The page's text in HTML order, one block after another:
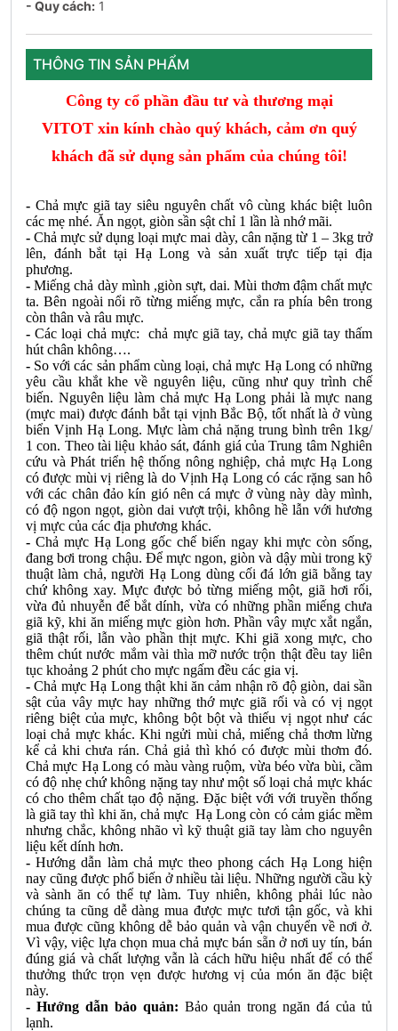
- Quy cách: 1
THÔNG TIN SẢN PHẨM
Công ty cổ phần đầu tư và thương mại
VITOTxin kính chào quý khách, cảm ơn quý
khách đã sử dụng sản phẩm của chúng tôi!
- Chả mực giã tay siêu nguyên chất vô cùng khác biệt luôn
các mẹ nhé. Ăn ngọt, giòn sần sật chỉ 1 lần là nhớ mãi.
-Chả mực sử dụng loại mực mai dày, cân nặng từ 1 – 3kg trở
lên, đánh bắt tại Hạ Long và sản xuất trực tiếp tại địa
phương.
-Miếng chả dày mình ,giòn sựt, dai. Mùi thơm đậm chất mực
ta. Bên ngoài nổi rõ từng miếng mực, cắn ra phía bên trong
còn thân và râu mực.
-Các loại chả mực: chả mực giã tay, chả mực giã tay thấm
hút chân không….
- So với các sản phẩm cùng loại, chả mực Hạ Long có những
yêu cầu khắt khe về nguyên liệu, cũng như quy trình chế
biến. Nguyên liệu làm chả mực Hạ Long phải là mực nang
(mực mai) được đánh bắt tại vịnh Bắc Bộ, tốt nhất là ở vùng
biển Vịnh Hạ Long. Mực làm chả nặng trung bình trên 1kg/
1 con. Theo tài liệu khảo sát, đánh giá của Trung tâm Nghiên
cứu và Phát triển hệ thống nông nghiệp, chả mực Hạ Long
có được mùi vị riêng là do Vịnh Hạ Long có các rặng san hô
với các chân đảo kín gió nên cá mực ở vùng này dày mình,
có độ ngon ngọt, giòn dai vượt trội, không hề lẫn với hương
vị mực của các địa phương khác.
- Chả mực Hạ Long gốc chế biến ngay khi mực còn sống,
đang bơi trong chậu. Để mực ngon, giòn và dậy mùi trong kỹ
thuật làm chả, người Hạ Long dùng cối đá lớn giã bằng tay
chứ không xay. Mực được bỏ từng miếng một, giã hơi rối,
vừa đủ nhuyễn để bắt dính, vừa có những phần miếng chưa
giã kỹ, khi ăn miếng mực giòn hơn. Phần vây mực xắt ngắn,
giã thật rối, lẫn vào phần thịt mực. Khi giã xong mực, cho
thêm chút nước mắm vài thìa mỡ nước trộn thật đều tay liên
tục khoảng 2 phút cho mực ngấm đều các gia vị.
-Chả mực Hạ Long thật khi ăn cảm nhận rõ độ giòn, dai sần
sật của vây mực hay những thớ mực giã rối và có vị ngọt
riêng biệt của mực, không bột bột và thiếu vị ngọt như các
loại chả mực khác. Khi ngửi mùi chả, miếng chả thơm lừng
kể cả khi chưa rán. Chả giả thì khó có được mùi thơm đó.
Chả mực Hạ Long có màu vàng ruộm, vừa béo vừa bùi, cầm
có độ nhẹ chứ không nặng tay như một số loại chả mực khác
có cho thêm chất tạo độ nặng. Đặc biệt với với truyền thống
là giã tay thì khi ăn, chả mực Hạ Long còn có cảm giác mềm
nhưng chắc, không nhão vì kỹ thuật giã tay làm cho nguyên
liệu kết dính hơn.
-Hướng dẫn làm chả mực theo phong cách Hạ Long hiện
nay cũng được phổ biến ở nhiều tài liệu. Những người cầu kỳ
và sành ăn có thể tự làm. Tuy nhiên, không phải lúc nào
chúng ta cũng dễ dàng mua được mực tươi tận gốc, và khi
mua được cũng không dễ bảo quản và vận chuyển về nơi ở.
Vì vậy, việc lựa chọn mua chả mực bán sẵn ở nơi uy tín, bán
đúng giá và chất lượng vẫn là cách hữu hiệu nhất để có thể
thưởng thức trọn vẹn được hương vị của món ăn đặc biệt
này.
- Hướng dẫn bảo quản: Bảo quản trong ngăn đá của tủ
lạnh.